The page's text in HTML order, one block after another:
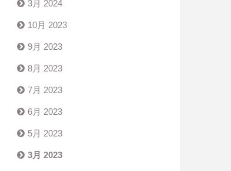
3月 2024
10月 2023
9月 2023
8月 2023
7月 2023
6月 2023
5月 2023
3月 2023